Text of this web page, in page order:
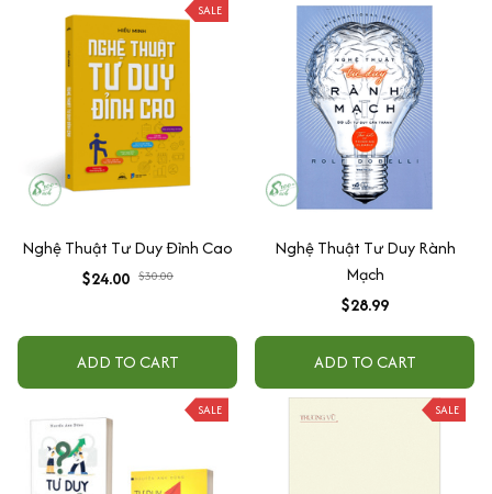
SALE
Nghệ Thuật Tư Duy Đỉnh Cao
$24.00 $30.00
ADD TO CART
Nghệ Thuật Tư Duy Rành
Mạch
$28.99
ADD TO CART
SALE SALE